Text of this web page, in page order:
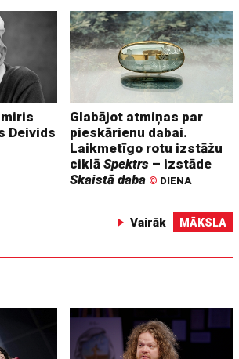
miris
Deivids
Glabājot atmiņas par
pieskārienu dabai.
Laikmetīgo rotu izstāžu
ciklāSpektrs – izstāde
Skaistā daba © DIENA
Vairāk MĀKSLA